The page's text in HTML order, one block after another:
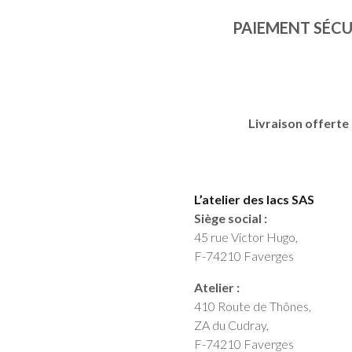
PAIEMENT
Livraison offerte
L’atelier des lacs SAS
Siège social :
45 rue Victor Hugo,
F-74210 Faverges
Atelier :
410 Route de Thônes,
ZA du Cudray,
F-74210 Faverges